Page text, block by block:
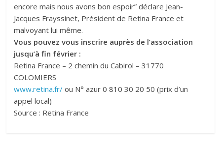
encore mais nous avons bon espoir” déclare Jean-
Jacques Frayssinet, Président de Retina France et
malvoyant lui même.
Vous pouvez vous inscrire auprès de l’association
jusqu’à fin février :
Retina France – 2 chemin du Cabirol – 31770
COLOMIERS
www.retina.fr/ ou N° azur 0 810 30 20 50 (prix d’un
appel local)
Source : Retina France